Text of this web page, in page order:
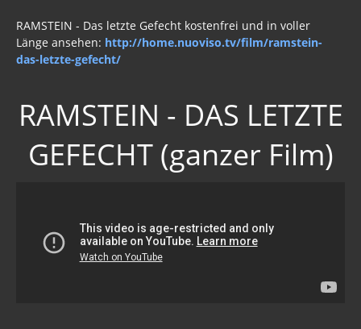
RAMSTEIN - Das letzte Gefecht kostenfrei und in voller
Länge ansehen: http://home.nuoviso.tv/film/ramstein-
das-letzte-gefecht/
RAMSTEIN - DAS LETZTE
GEFECHT (ganzer Film)